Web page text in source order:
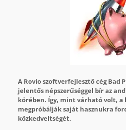
A Rovio szoftverfejlesztő cég Bad
jelentős népszerűséggel bír az
körében. Így, mint várható volt, a
megpróbálják saját hasznukra
közkedveltségét.